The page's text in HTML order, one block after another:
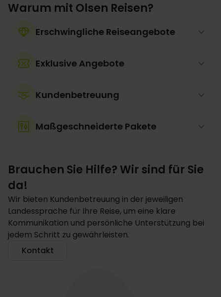
Warum mit Olsen Reisen?
Erschwingliche Reiseangebote
Exklusive Angebote
Kundenbetreuung
Maßgeschneiderte Pakete
Brauchen Sie Hilfe? Wir sind für Sie
da!
Wir bieten Kundenbetreuung in der jeweiligen
Landessprache für Ihre Reise, um eine klare
Kommunikation und persönliche Unterstützung bei
jedem Schritt zu gewährleisten.
Kontakt